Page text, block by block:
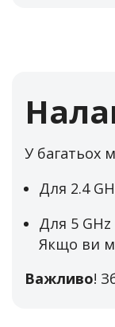
У багатьох
Для 2.4
Для 5
Якщо ви
Важливо!